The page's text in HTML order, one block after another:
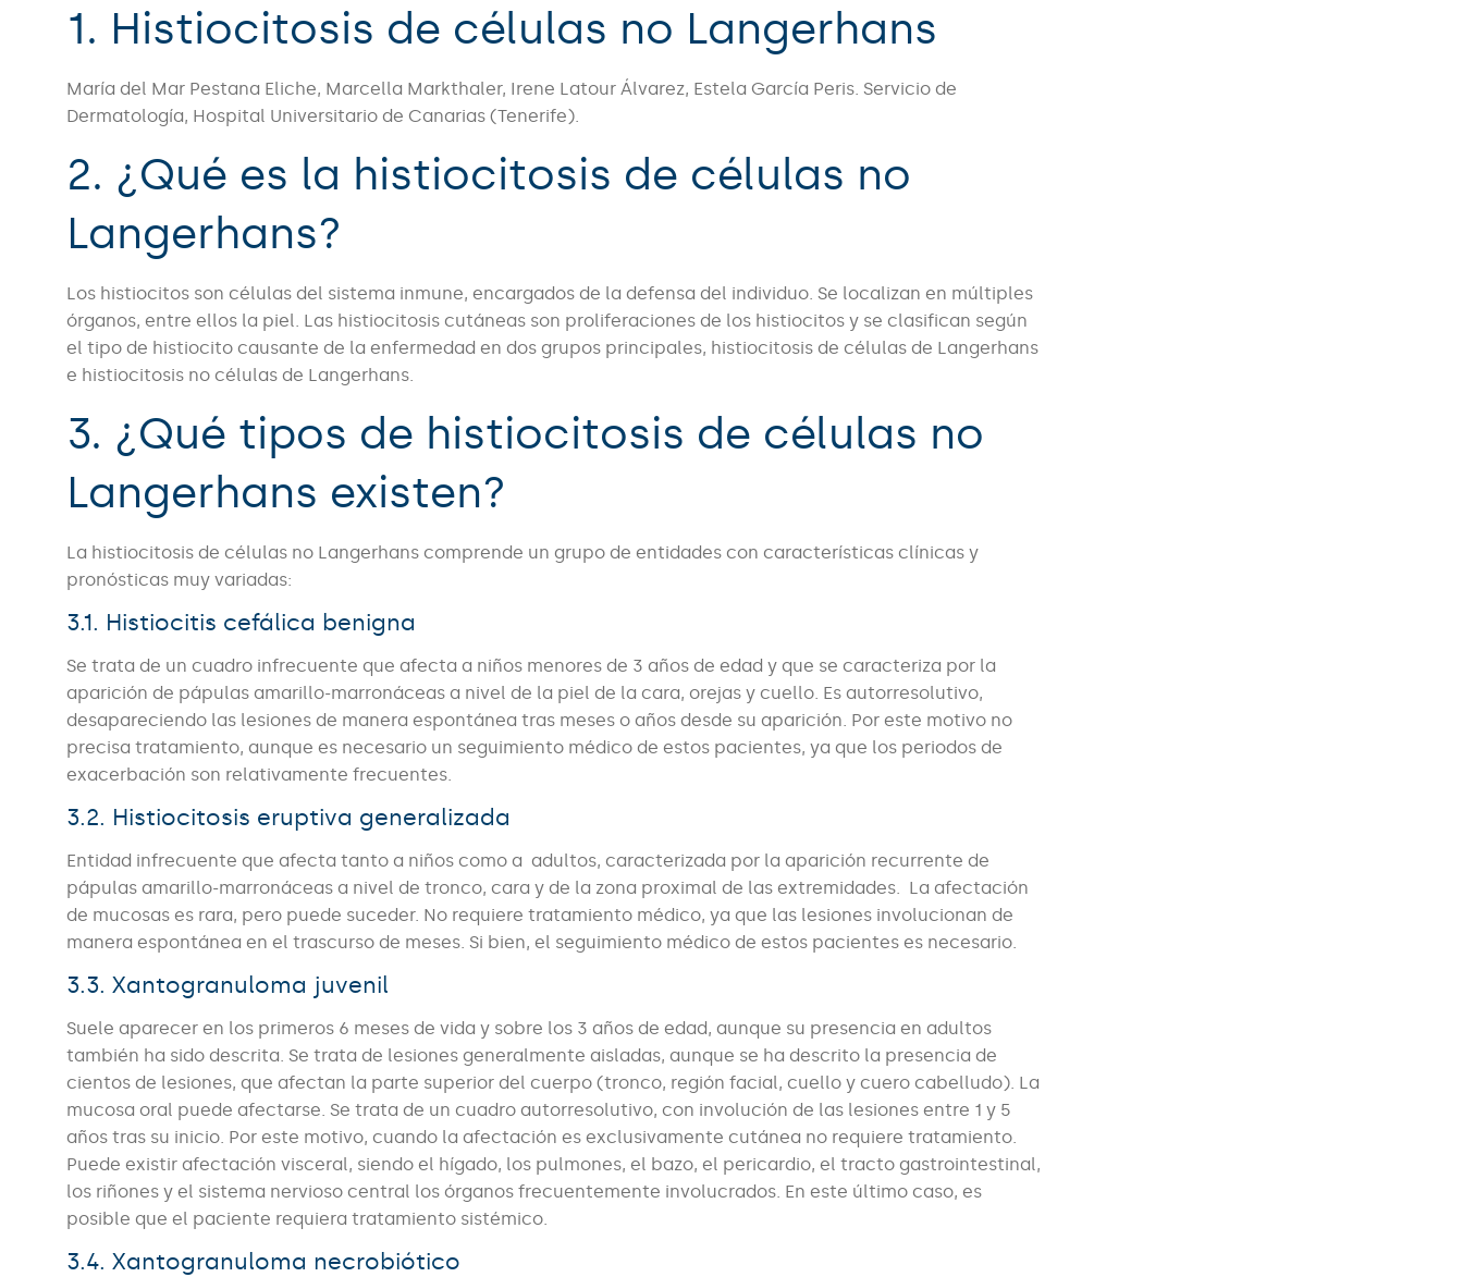
1. Histiocitosis de células no Langerhans
María del Mar Pestana Eliche, Marcella Markthaler, Irene Latour Álvarez, Estela García Peris. Servicio de
Dermatología, Hospital Universitario de Canarias (Tenerife).
2. ¿Qué es la histiocitosis de células no
Langerhans?
Los histiocitos son células del sistema inmune, encargados de la defensa del individuo. Se localizan en múltiples
órganos, entre ellos la piel. Las histiocitosis cutáneas son proliferaciones de los histiocitos y se clasifican según
el tipo de histiocito causante de la enfermedad en dos grupos principales, histiocitosis de células de Langerhans
e histiocitosis no células de Langerhans.
3. ¿Qué tipos de histiocitosis de células no
Langerhans existen?
La histiocitosis de células no Langerhans comprende un grupo de entidades con características clínicas y
pronósticas muy variadas:
3.1. Histiocitis cefálica benigna
Se trata de un cuadro infrecuente que afecta a niños menores de 3 años de edad y que se caracteriza por la
aparición de pápulas amarillo-marronáceas a nivel de la piel de la cara, orejas y cuello. Es autorresolutivo,
desapareciendo las lesiones de manera espontánea tras meses o años desde su aparición. Por este motivo no
precisa tratamiento, aunque es necesario un seguimiento médico de estos pacientes, ya que los periodos de
exacerbación son relativamente frecuentes.
3.2. Histiocitosis eruptiva generalizada
Entidad infrecuente que afecta tanto a niños como a adultos, caracterizada por la aparición recurrente de
pápulas amarillo-marronáceas a nivel de tronco, cara y de la zona proximal de las extremidades. La afectación
de mucosas es rara, pero puede suceder. No requiere tratamiento médico, ya que las lesiones involucionan de
manera espontánea en el trascurso de meses. Si bien, el seguimiento médico de estos pacientes es necesario.
3.3. Xantogranuloma juvenil
Suele aparecer en los primeros 6 meses de vida y sobre los 3 años de edad, aunque su presencia en adultos
también ha sido descrita. Se trata de lesiones generalmente aisladas, aunque se ha descrito la presencia de
cientos de lesiones, que afectan la parte superior del cuerpo (tronco, región facial, cuello y cuero cabelludo). La
mucosa oral puede afectarse. Se trata de un cuadro autorresolutivo, con involución de las lesiones entre 1 y 5
años tras su inicio. Por este motivo, cuando la afectación es exclusivamente cutánea no requiere tratamiento.
Puede existir afectación visceral, siendo el hígado, los pulmones, el bazo, el pericardio, el tracto gastrointestinal,
los riñones y el sistema nervioso central los órganos frecuentemente involucrados. En este último caso, es
posible que el paciente requiera tratamiento sistémico.
3.4. Xantogranuloma necrobiótico